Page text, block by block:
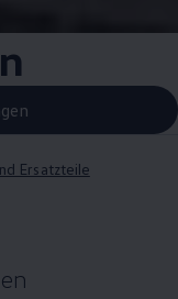
Ersatzteile